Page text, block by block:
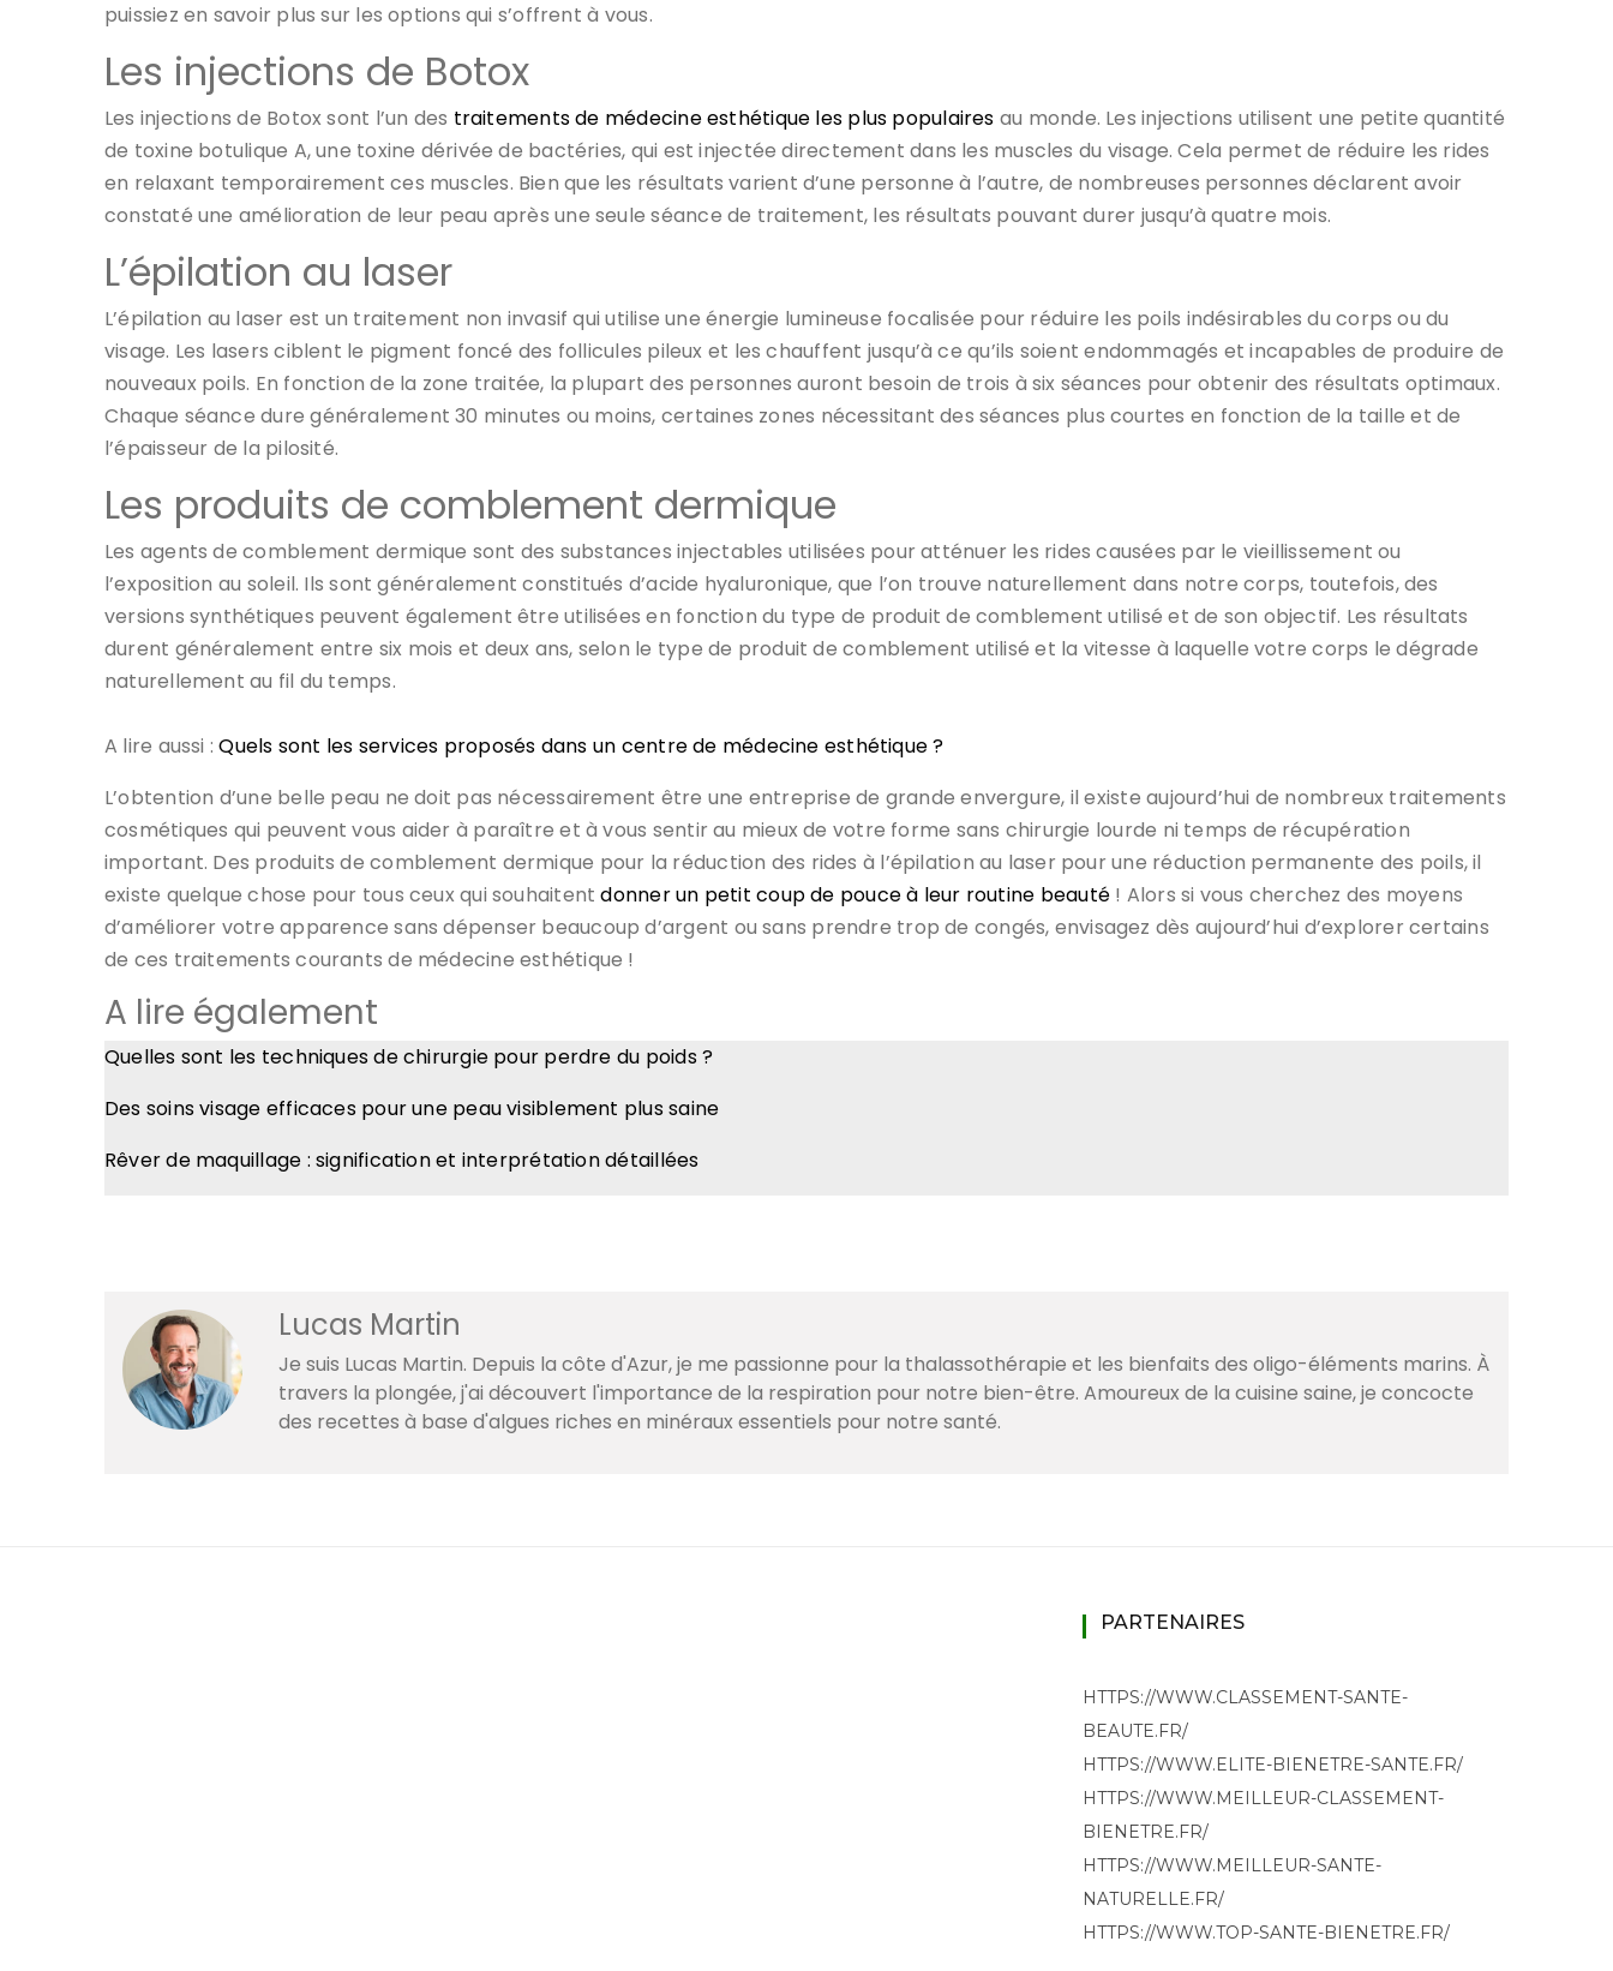
puissiez en savoir plus sur les options qui s’offrent à vous.
Les injections de Botox
Les injections de Botox sont l’un des traitements de médecine esthétique les plus populaires au monde. Les injections utilisent une petite quantité
de toxine botulique A, une toxine dérivée de bactéries, qui est injectée directement dans les muscles du visage. Cela permet de réduire les rides
en relaxant temporairement ces muscles. Bien que les résultats varient d’une personne à l’autre, de nombreuses personnes déclarent avoir
constaté une amélioration de leur peau après une seule séance de traitement, les résultats pouvant durer jusqu’à quatre mois.
L’épilation au laser
L’épilation au laser est un traitement non invasif qui utilise une énergie lumineuse focalisée pour réduire les poils indésirables du corps ou du
visage. Les lasers ciblent le pigment foncé des follicules pileux et les chauffent jusqu’à ce qu’ils soient endommagés et incapables de produire de
nouveaux poils. En fonction de la zone traitée, la plupart des personnes auront besoin de trois à six séances pour obtenir des résultats optimaux.
Chaque séance dure généralement 30 minutes ou moins, certaines zones nécessitant des séances plus courtes en fonction de la taille et de
l’épaisseur de la pilosité.
Les produits de comblement dermique
Les agents de comblement dermique sont des substances injectables utilisées pour atténuer les rides causées par le vieillissement ou
l’exposition au soleil. Ils sont généralement constitués d’acide hyaluronique, que l’on trouve naturellement dans notre corps, toutefois, des
versions synthétiques peuvent également être utilisées en fonction du type de produit de comblement utilisé et de son objectif. Les résultats
durent généralement entre six mois et deux ans, selon le type de produit de comblement utilisé et la vitesse à laquelle votre corps le dégrade
naturellement au fil du temps.
A lire aussi :Quels sont les services proposés dans un centre de médecine esthétique ?
L’obtention d’une belle peau ne doit pas nécessairement être une entreprise de grande envergure, il existe aujourd’hui de nombreux traitements
cosmétiques qui peuvent vous aider à paraître et à vous sentir au mieux de votre forme sans chirurgie lourde ni temps de récupération
important. Des produits de comblement dermique pour la réduction des rides à l’épilation au laser pour une réduction permanente des poils, il
existe quelque chose pour tous ceux qui souhaitentdonner un petit coup de pouce à leur routine beauté! Alors si vous cherchez des moyens
d’améliorer votre apparence sans dépenser beaucoup d’argent ou sans prendre trop de congés, envisagez dès aujourd’hui d’explorer certains
de ces traitements courants de médecine esthétique !
A lire également
Quelles sont les techniques de chirurgie pour perdre du poids ?
Des soins visage efficaces pour une peau visiblement plus saine
Rêver de maquillage : signification et interprétation détaillées
Lucas Martin
Je suis Lucas Martin. Depuis la côte d'Azur, je me passionne pour la thalassothérapie et les bienfaits des oligo-éléments marins. À
travers la plongée, j'ai découvert l'importance de la respiration pour notre bien-être. Amoureux de la cuisine saine, je concocte
des recettes à base d'algues riches en minéraux essentiels pour notre santé.
PARTENAIRES
HTTPS://WWW.CLASSEMENT-SANTE-
BEAUTE.FR/
HTTPS://WWW.ELITE-BIENETRE-SANTE.FR/
HTTPS://WWW.MEILLEUR-CLASSEMENT-
BIENETRE.FR/
HTTPS://WWW.MEILLEUR-SANTE-
NATURELLE.FR/
HTTPS://WWW.TOP-SANTE-BIENETRE.FR/